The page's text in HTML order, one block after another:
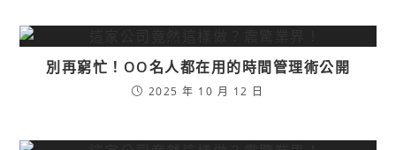
別再窮忙！OO名人都在用的時間管理術公開
2025 年 10 月 12 日